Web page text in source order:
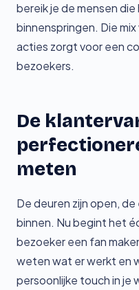
bereik je de mensen
binnenspringen. Die
acties zorgt voor een
bezoekers.
De
meten
De deuren zijn open,
binnen. Nu begint het
bezoeker een fan
weten wat er werkt en
persoonlijke touch in je